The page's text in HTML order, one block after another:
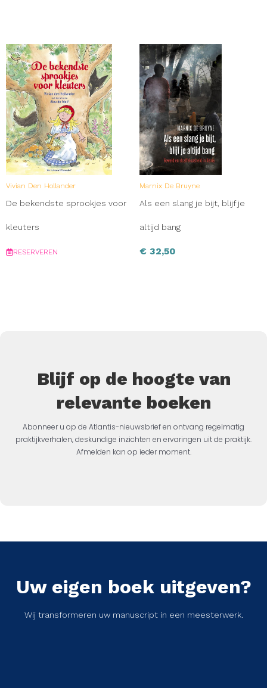
Vivian Den Hollander
De bekendste sprookjes voor
kleuters
RESERVEREN
Marnix De Bruyne
Als een slang je bijt, blijf je
altijd bang
€ 32,50
Blijf op de hoogte van
relevante boeken
Abonneer u op de Atlantis-nieuwsbrief en ontvang regelmatig
praktijkverhalen, deskundige inzichten en ervaringen uit de praktijk.
Afmelden kan op ieder moment.
Uw eigen boek uitgeven?
Wij transformeren uw manuscript in een meesterwerk.